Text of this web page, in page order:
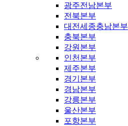
광주전남본부
전북본부
대전세종충남본부
충북본부
강원본부
인천본부
제주본부
경기본부
경남본부
강릉본부
울산본부
포항본부